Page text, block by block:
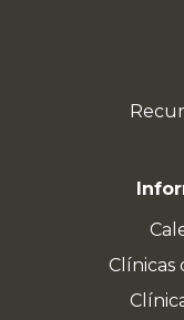
Clínicas